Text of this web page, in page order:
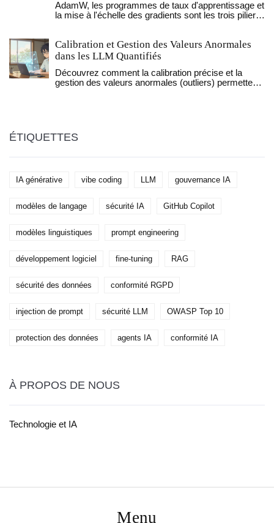
AdamW, les programmes de taux d'apprentissage et
la mise à l'échelle des gradients sont les trois piliers
devenues indispensables et comment les appliquer
correctement.
Calibration et Gestion des Valeurs Anormales
dans les LLM Quantifiés
Découvrez comment la calibration précise et la
gestion des valeurs anormales (outliers) permettent
ÉTIQUETTES
IA générative vibe coding LLM gouvernance IA
modèles de langage sécurité IA GitHub Copilot
modèles linguistiques prompt engineering
développement logiciel fine-tuning RAG
sécurité des données conformité RGPD
injection de prompt sécurité LLM OWASP Top 10
protection des données agents IA conformité IA
À PROPOS DE NOUS
Technologie et IA
Menu